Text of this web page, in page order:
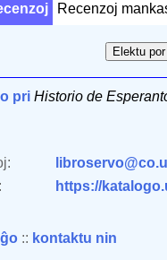
Recenzoj
pri Historio de
https://
:: kontaktu nin